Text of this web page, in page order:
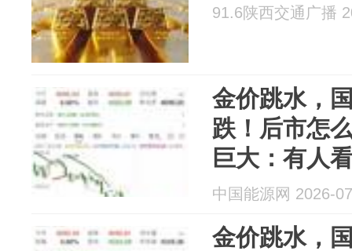
91.6陕西交通广播
金价跳水，
跌！后市怎
巨大：有人
点，有人警
中国能源网 2026-
金价跳水，